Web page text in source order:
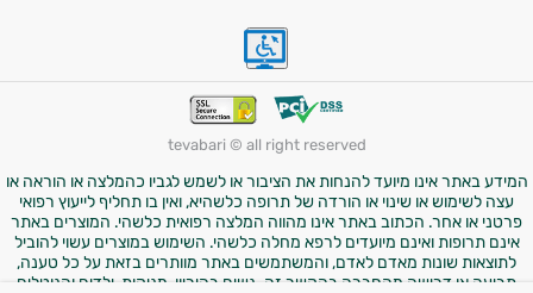
tevabari © all right reserved
המידע באתר אינו מיועד להנחות את הציבור או לשמש לגביו כהמלצה או הוראה או
עצה לשימוש או שינוי או הורדה של תרופה כלשהיא, ואין בו תחליף לייעוץ רפואי
פרטני או אחר. הכתוב באתר אינו מהווה המלצה רפואית כלשהי. המוצרים באתר
אינם תרופות ואינם מיועדים לרפא מחלה כלשהי. השימוש במוצרים עשוי להוביל
לתוצאות שונות מאדם לאדם, והמשתמשים באתר מוותרים בזאת על כל טענה,
תביעה או דרישה מהחברה בהקשר זה. נשים בהיריון, מניקות, ילדים והנוטלים